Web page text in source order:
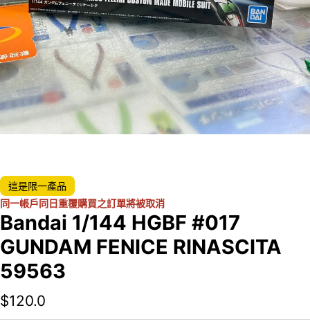
這是限一產品
同一帳戶同日重覆購買之訂單將被取消
Bandai 1/144 HGBF #017
GUNDAM FENICE RINASCITA
59563
$120.0